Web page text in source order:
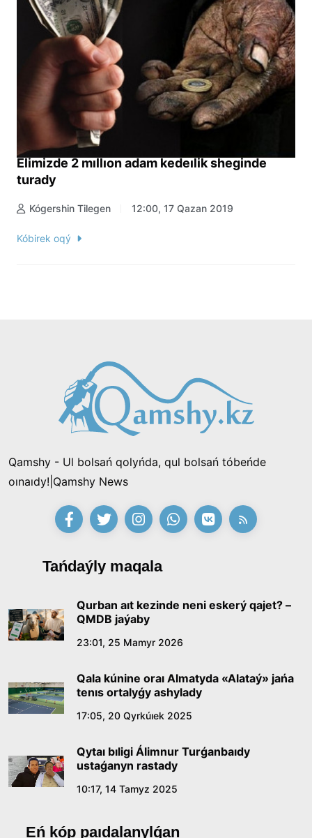
Elimizde 2 mıllıon adam kedeılik sheginde
turady
Kógershin Tilegen 12:00, 17 Qazan 2019
Kóbirek oqý
Qamshy - Ul bolsań qolyńda, qul bolsań tóbeńde
oınaıdy!|Qamshy News
Tańdaýly maqala
Qurban aıt kezinde neni eskerý qajet? –
QMDB jaýaby
23:01, 25 Mamyr 2026
Qala kúnine oraı Almatyda «Alataý» jańa
tenıs ortalyǵy ashylady
17:05, 20 Qyrkúıek 2025
Qytaı bıligi Álimnur Turǵanbaıdy
ustaǵanyn rastady
10:17, 14 Tamyz 2025
Eń kóp paıdalanylǵan